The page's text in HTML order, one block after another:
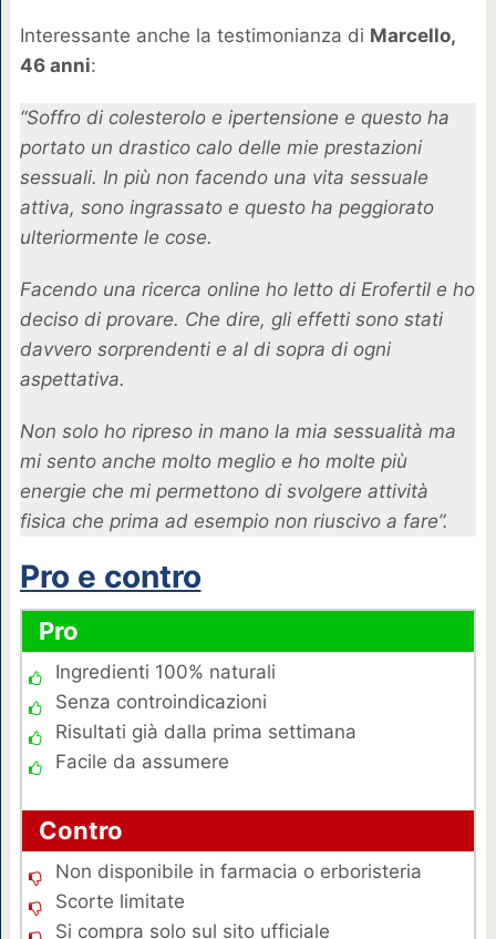
Interessante anche la testimonianza di Marcello,
46 anni:
“Soffro di colesterolo e ipertensione e questo ha
portato un drastico calo delle mie prestazioni
sessuali. In più non facendo una vita sessuale
attiva, sono ingrassato e questo ha peggiorato
ulteriormente le cose.
Facendo una ricerca online ho letto di Erofertil e ho
deciso di provare. Che dire, gli effetti sono stati
davvero sorprendenti e al di sopra di ogni
aspettativa.
Non solo ho ripreso in mano la mia sessualità ma
mi sento anche molto meglio e ho molte più
energie che mi permettono di svolgere attività
fisica che prima ad esempio non riuscivo a fare”.
Pro e contro
Pro
Ingredienti 100% naturali
Senza controindicazioni
Risultati già dalla prima settimana
Facile da assumere
Contro
Non disponibile in farmacia o erboristeria
Scorte limitate
Si compra solo sul sito ufficiale